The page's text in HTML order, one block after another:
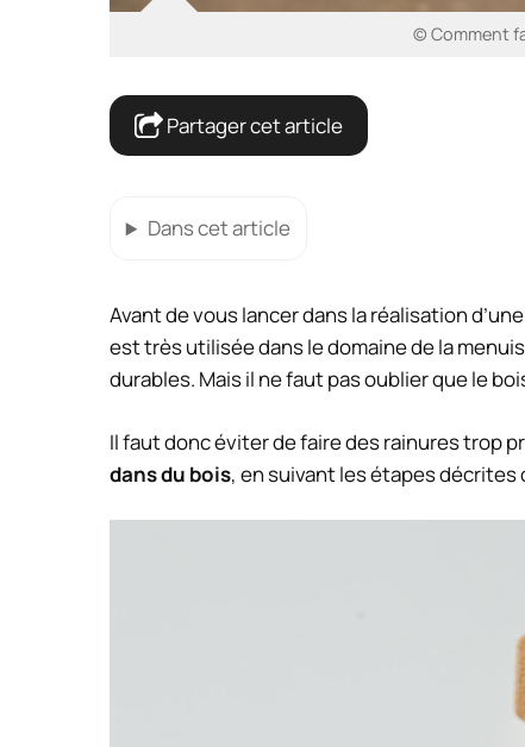
© Comment
Partager cet article
Dans cet article
Avant de vous lancer dans la réalisation
est très utilisée dans le domaine de la
durables. Mais il ne faut pas oublier que le
Il faut donc éviter de faire des rainures trop
dans du bois, en suivant les étapes décrites